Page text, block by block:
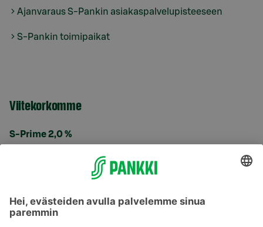
Ajanvaraus S-Pankin asiakaspalvelupisteeseen
S-Pankin toimipaikat
Viitekorkomme
S-Prime 2,0 %